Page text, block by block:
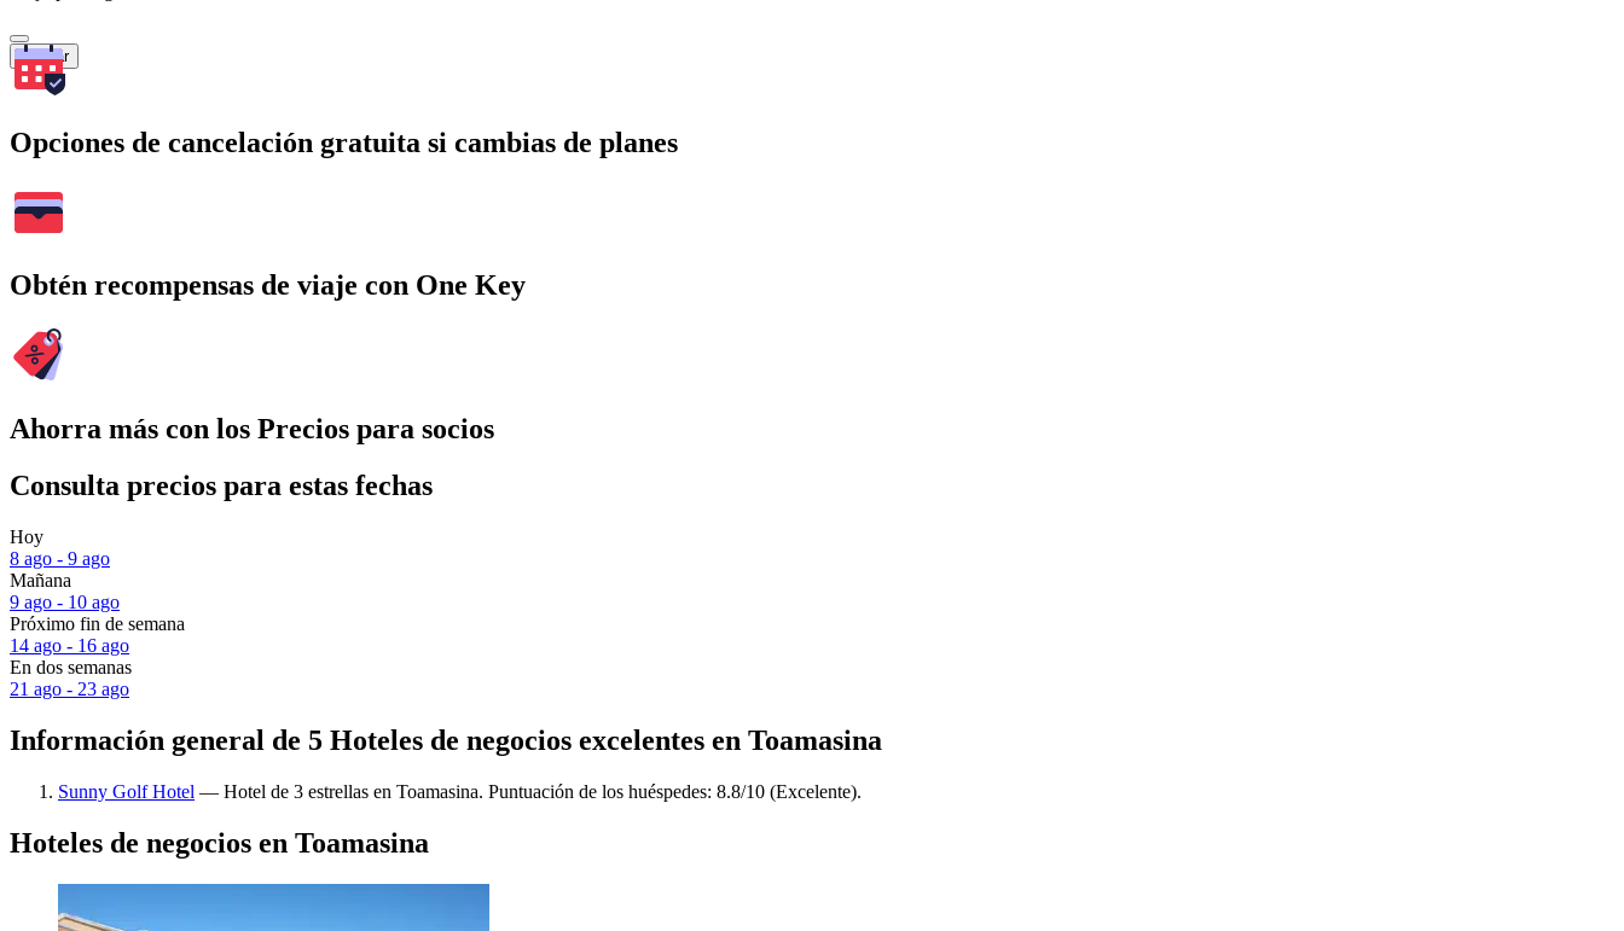
Buscar
Opciones de cancelación gratuita si cambias de planes
Obtén recompensas de viaje con One Key
Ahorra más con los Precios para socios
Consulta precios para estas fechas
Hoy
8 ago - 9 ago
Mañana
9 ago - 10 ago
Próximo fin de semana
14 ago - 16 ago
En dos semanas
21 ago - 23 ago
Información general de 5 Hoteles de negocios excelentes en Toamasina
Sunny Golf Hotel — Hotel de 3 estrellas en Toamasina. Puntuación de los huéspedes: 8.8/10 (Excelente).
Hoteles de negocios en Toamasina